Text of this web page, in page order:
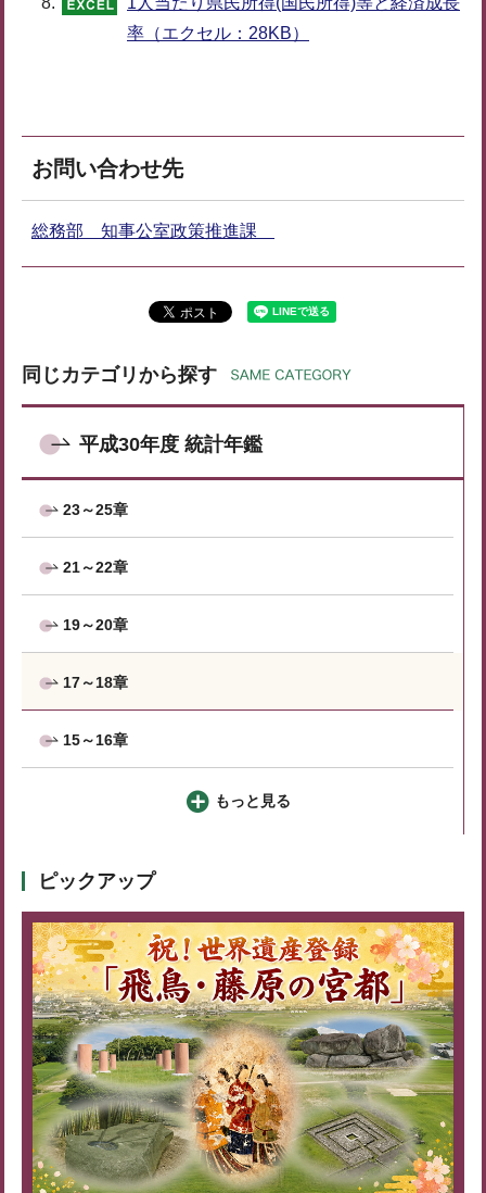
率（エクセル：28KB）
お問い合わせ先
総務部 知事公室政策推進課
同じカテゴリから探す
平成30年度 統計年鑑
23～25章
21～22章
19～20章
17～18章
15～16章
もっと見る
ピックアップ